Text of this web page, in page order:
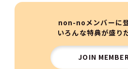
non-noメンバーに
いろんな特典が盛り
JOIN